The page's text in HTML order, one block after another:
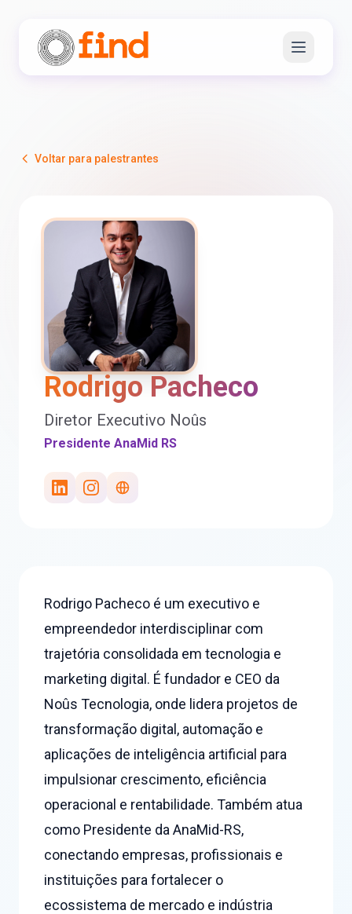
Voltar para palestrantes
Rodrigo Pacheco
Diretor Executivo Noûs
Presidente AnaMid RS
Rodrigo Pacheco é um executivo e
empreendedor interdisciplinar com
trajetória consolidada em tecnologia e
marketing digital. É fundador e CEO da
Noûs Tecnologia, onde lidera projetos de
transformação digital, automação e
aplicações de inteligência artificial para
impulsionar crescimento, eficiência
operacional e rentabilidade. Também atua
como Presidente da AnaMid-RS,
conectando empresas, profissionais e
instituições para fortalecer o
ecossistema de mercado e indústria